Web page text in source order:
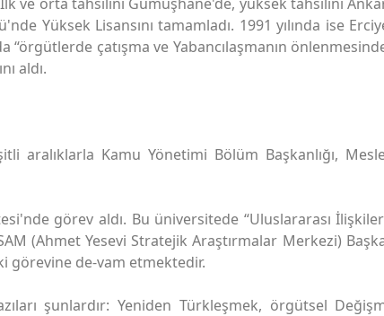
Yüksek Lisansını tamamladı. 1991 yılında ise
çatışma ve Yabancılaşmanın
aldı.
aralıklarla Kamu Yönetimi Bölüm Başkanlığı,
görev aldı. Bu üniversitede “Uluslararası
(Ahmet Yesevi Stratejik Araştırmalar Merkezi)
görevine de-vam etmektedir.
şunlardır: Yeniden Türkleşmek, örgütsel